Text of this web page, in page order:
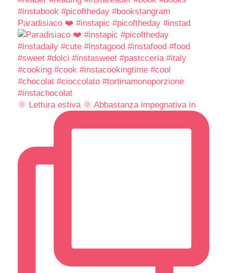
Paradisiaco ❤️ #instapic #picoftheday #instad
🌞 Lettura estiva 🌞 Abbastanza impegnativa in